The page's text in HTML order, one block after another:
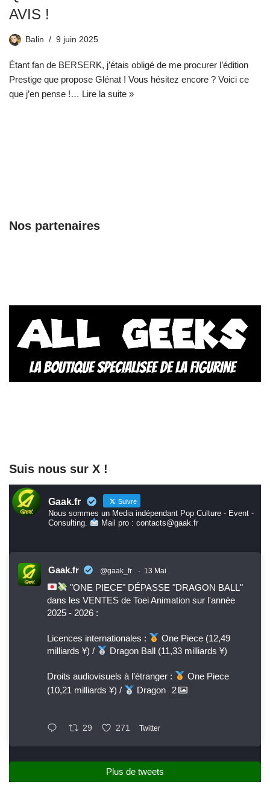
AVIS !
Balin 9 juin 2025
Étant fan de BERSERK, j’étais obligé de me procurer l’édition
Prestige que propose Glénat ! Vous hésitez encore ? Voici ce
que j’en pense !… Lire la suite »
Nos partenaires
Suis nous sur X !
Gaak.fr Suivre
Nous sommes un Media indépendant Pop Culture - Event -
Consulting.
Mail pro : contacts@gaak.fr
Gaak.fr @gaak_fr · 13 Mai
"ONE PIECE" DÉPASSE "DRAGON BALL"
dans les VENTES de Toei Animation sur l'année
2025 - 2026 :
Licences internationales :
One Piece (12,49
milliards ¥) /
Dragon Ball (11,33 milliards ¥)
Droits audiovisuels à l’étranger :
One Piece
(10,21 milliards ¥) /
Dragon 2
29 271 Twitter
Plus de tweets